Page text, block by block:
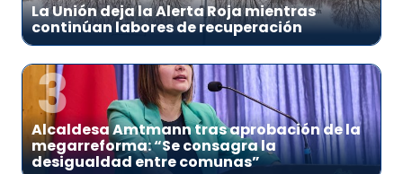
La Unión deja la Alerta Roja mientras
continúan labores de recuperación
3
Alcaldesa Amtmann tras aprobación de la
megarreforma: “Se consagra la
desigualdad entre comunas”